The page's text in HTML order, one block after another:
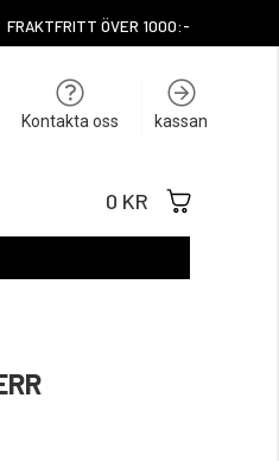
FRAKTFRITT ÖVER 1000:-
Kontakta oss kassan
0 KR